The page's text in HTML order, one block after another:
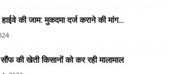
की जाम: मुकदमा दर्ज कराने की मांग...
की खेती किसानों को कर रही मालामाल